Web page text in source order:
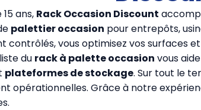
ans, Rack Occasion Discount
palettier occasion pour entrepôts,
contrôlés, vous optimisez vos surfaces
du rack à palette occasion vous
plateformes de stockage. Sur tout le
opérationnelles. Grâce à notre